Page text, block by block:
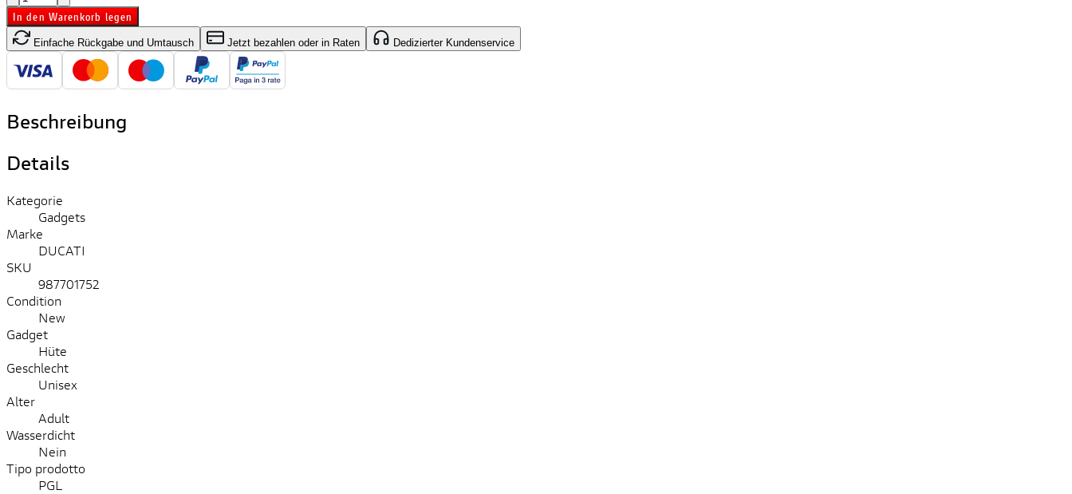
In den Warenkorb legen
Einfache Rückgabe und Umtausch Jetzt bezahlen oder in Raten Dedizierter Kundenservice
Beschreibung
Details
Kategorie
Gadgets
Marke
DUCATI
SKU
987701752
Condition
New
Gadget
Hüte
Geschlecht
Unisex
Alter
Adult
Wasserdicht
Nein
Tipo prodotto
PGL